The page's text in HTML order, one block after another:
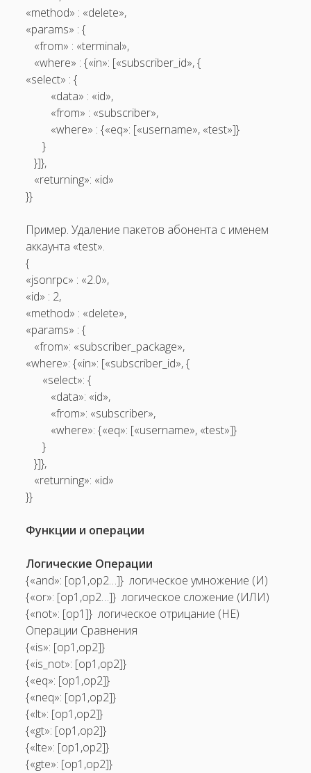
«method» : «delete»,
«params» : {
«from» : «terminal»,
«where» : {«in»: [«subscriber_id», {
«select» : {
«data» : «id»,
«from» : «subscriber»,
«where» : {«eq»: [«username», «test»]}
}
}]},
«returning»: «id»
}}
Пример. Удаление пакетов абонента с именем
аккаунта «test».
{
«jsonrpc» : «2.0»,
«id» : 2,
«method» : «delete»,
«params» : {
«from»: «subscriber_package»,
«where»: {«in»: [«subscriber_id», {
«select»: {
«data»: «id»,
«from»: «subscriber»,
«where»: {«eq»: [«username», «test»]}
}
}]},
«returning»: «id»
}}
Функции и операции
Логические Операции
{«and»: [op1,op2…]} ­ логическое умножение (И)
{«or»: [op1,op2…]} ­ логическое сложение (ИЛИ)
{«not»: [op1]} ­ логическое отрицание (НЕ)
Операции Сравнения
{«is»: [op1,op2]}
{«is_not»: [op1,op2]}
{«eq»: [op1,op2]}
{«neq»: [op1,op2]}
{«lt»: [op1,op2]}
{«gt»: [op1,op2]}
{«lte»: [op1,op2]}
{«gte»: [op1,op2]}